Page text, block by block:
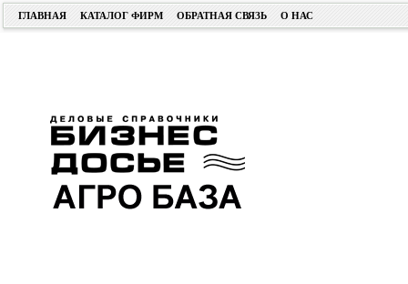
ГЛАВНАЯ КАТАЛОГ ФИРМ ОБРАТНАЯ СВЯЗЬ О НАС